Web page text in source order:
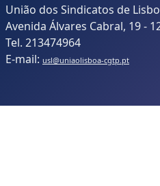
União dos Sindicatos de
Avenida Álvares Cabral, 19 -
Tel. 213474964
E-mail: usl@uniaolisboa-cgtp.pt